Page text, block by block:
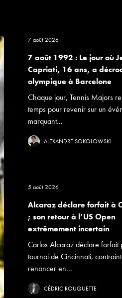
7 août 2026
7 août 1992 : Le jour où
Capriati, 16 ans, a
olympique à Barcelone
Chaque jour, Tennis Majors
temps pour revenir sur un
marquant...
ALEXANDRE SOKOLOWSKI
5 août 2026
Alcaraz déclare forfait à
; son retour à l’US Open
extrêmement incertain
Carlos Alcaraz déclare forfait
tournoi de Cincinnati,
renoncer en...
CÉDRIC ROUQUETTE